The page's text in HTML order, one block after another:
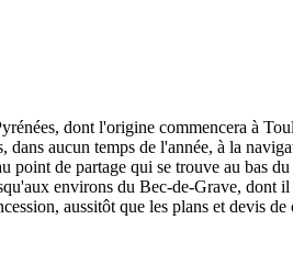
dont l'origine commencera à
aucun temps de l'année, à la
de partage qui se trouve au bas
environs du Bec-de-Grave, dont
aussitôt que les plans et devis